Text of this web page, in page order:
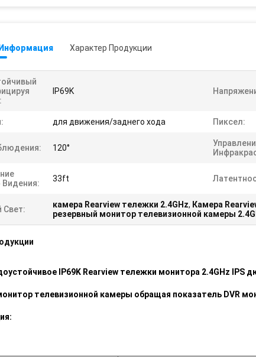
Характер Продукции
IP69K
для движения/заднего хода Пиксел:
120°
Видения:
33ft
Свет: камера Rearview тележки 2.4GHz, Камера
резервный монитор телевизионной камеры
IP69K Rearview тележки монитора 2.4GHz IPS
телевизионной камеры обращая показатель DVR